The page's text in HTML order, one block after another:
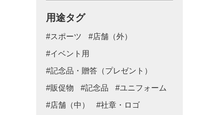
用途タグ
#スポーツ #店舗（外）
#イベント用
#記念品・贈答（プレゼント）
#販促物 #記念品 #ユニフォーム
#店舗（中） #社章・ロゴ